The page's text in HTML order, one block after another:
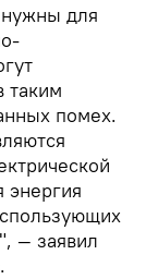
для
таким
помех.
энергия
— заявил